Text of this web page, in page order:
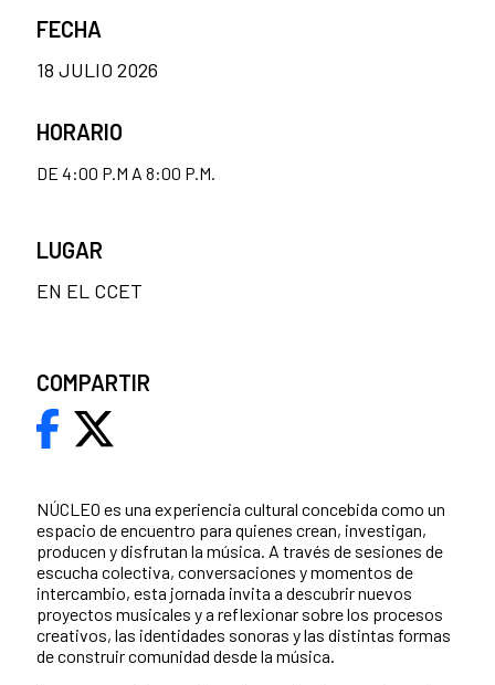
NÚCLEO es una experiencia cultural concebida como un
espacio de encuentro para quienes crean, investigan,
producen y disfrutan la música. A través de sesiones de
escucha colectiva, conversaciones y momentos de
intercambio, esta jornada invita a descubrir nuevos
proyectos musicales y a reflexionar sobre los procesos
creativos, las identidades sonoras y las distintas formas
de construir comunidad desde la música.
FECHA
18 JULIO 2026
HORARIO
DE 4:00 P.M A 8:00 P.M.
LUGAR
EN EL CCET
COMPARTIR